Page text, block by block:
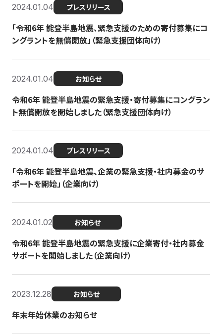
2024.01.04 プレスリリース
「令和6年 能登半島地震、緊急支援のための寄付募集にコ
ングラントを無償開放」（緊急支援団体向け）
2024.01.04 お知らせ
令和6年 能登半島地震の緊急支援・寄付募集にコングラン
ト無償開放を開始しました（緊急支援団体向け）
2024.01.04 プレスリリース
「令和6年 能登半島地震、企業の緊急支援・社内募金のサ
ポートを開始」（企業向け）
2024.01.02 お知らせ
令和6年 能登半島地震の緊急支援に企業寄付・社内募金
サポートを開始しました（企業向け）
2023.12.28 お知らせ
年末年始休業のお知らせ